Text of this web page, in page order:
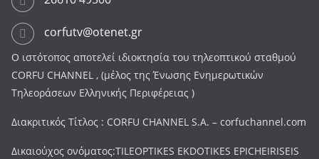
corfutv@otenet.gr
Ο ιστότοπος αποτελεί ιδιοκτησία του τηλεοπτικού σταθμού
CORFU CHANNEL , (μέλος της Ένωσης Ενημερωτικών
Τηλεοράσεων Ελληνικής Περιφέρειας )
Διακριτικός Τίτλος : CORFU CHANNEL S.A. – corfuchannel.com
Δικαιούχος ονόματος:TILEOPTIKES EKDOTIKES EPICHEIRISEIS